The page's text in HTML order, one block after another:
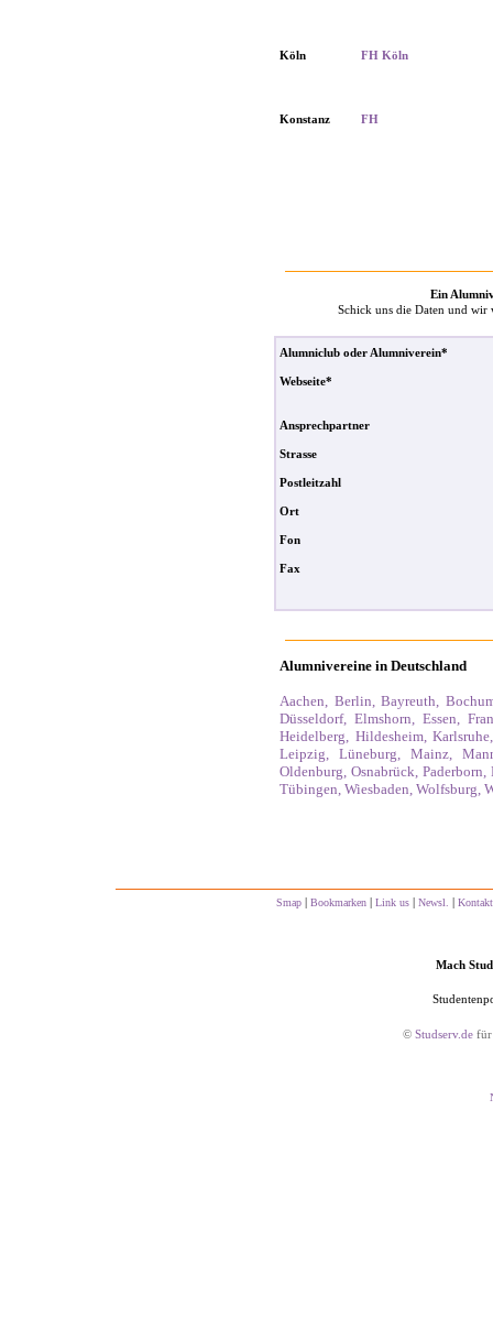
Köln FH Köln
Konstanz FH
Ein
Schick uns die Daten und
Alumniclub oder Alumniverein*
Webseite*
Ansprechpartner
Strasse
Postleitzahl
Ort
Fon
Fax
Alumnivereine in Deutschland
Aachen, Berlin, Bayreuth,
Düsseldorf, Elmshorn, Essen,
Heidelberg, Hildesheim,
Leipzig, Lüneburg, Mainz,
Oldenburg, Osnabrück, Paderborn,
Tübingen, Wiesbaden, Wolfsburg,
Smap | Bookmarken | Link us | Newsl. | Kontakt
Mach
© Studserv.de für